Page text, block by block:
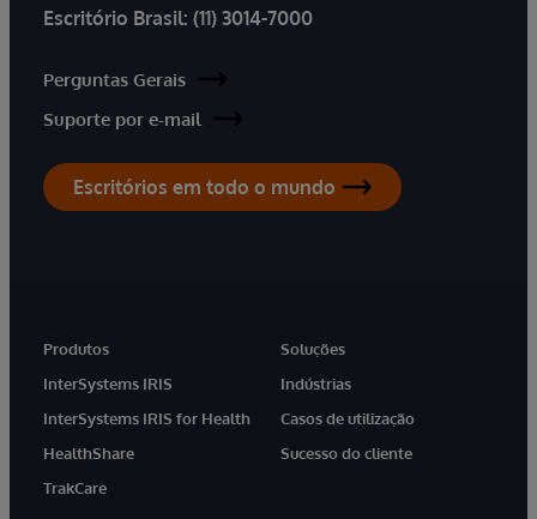
Escritório Brasil: (11) 3014-7000
Perguntas Gerais
Suporte por e-mail
Escritórios em todo o mundo
Produtos
InterSystems IRIS
InterSystems IRIS for Health
HealthShare
TrakCare
Soluções
Indústrias
Casos de utilização
Sucesso do cliente